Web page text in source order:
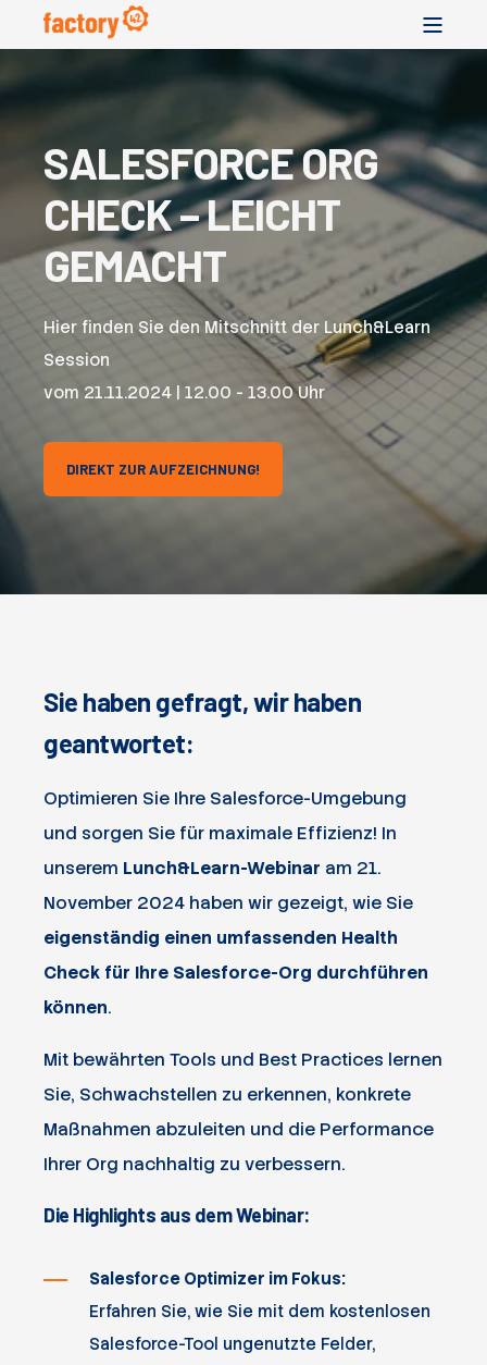
SALESFORCE ORG
CHECK – LEICHT
GEMACHT
Hier finden Sie den Mitschnitt der Lunch&Learn
Session
vom 21.11.2024 | 12.00 - 13.00 Uhr
DIREKT ZUR AUFZEICHNUNG!
Sie haben gefragt, wir haben
geantwortet:
Optimieren Sie Ihre Salesforce-Umgebung
und sorgen Sie für maximale Effizienz! In
unserem Lunch&Learn-Webinar am 21.
November 2024 haben wir gezeigt, wie Sie
eigenständig einen umfassenden Health
Check für Ihre Salesforce-Org durchführen
können.
Mit bewährten Tools und Best Practices lernen
Sie, Schwachstellen zu erkennen, konkrete
Maßnahmen abzuleiten und die Performance
Ihrer Org nachhaltig zu verbessern.
Die Highlights aus dem Webinar:
Salesforce Optimizer im Fokus:
Erfahren Sie, wie Sie mit dem kostenlosen
Salesforce-Tool ungenutzte Felder,